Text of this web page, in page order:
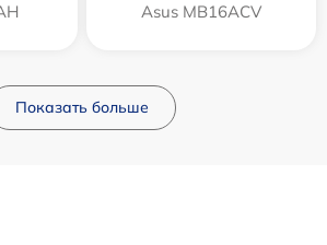
Asus MB16ACV
Показать больше